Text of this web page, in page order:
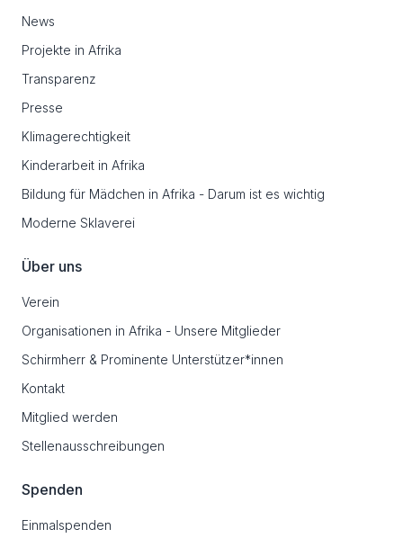
News
Projekte in Afrika
Transparenz
Presse
Klimagerechtigkeit
Kinderarbeit in Afrika
Bildung für Mädchen in Afrika - Darum ist es wichtig
Moderne Sklaverei
Über uns
Verein
Organisationen in Afrika - Unsere Mitglieder
Schirmherr & Prominente Unterstützer*innen
Kontakt
Mitglied werden
Stellenausschreibungen
Spenden
Einmalspenden